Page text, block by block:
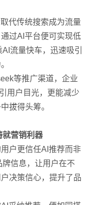
代传统搜索成为流量
过AI平台便可实现低
流量快车，迅速吸引
等推广渠道，企业
用户目光，更能减少
拔得头筹。
营销利器
户更信任AI推荐而非
信息，让用户在不
决策信心，提升了品